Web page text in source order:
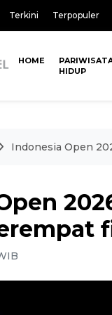
Terkini Terpopuler
HOME
HIDUP
Indonesia Open